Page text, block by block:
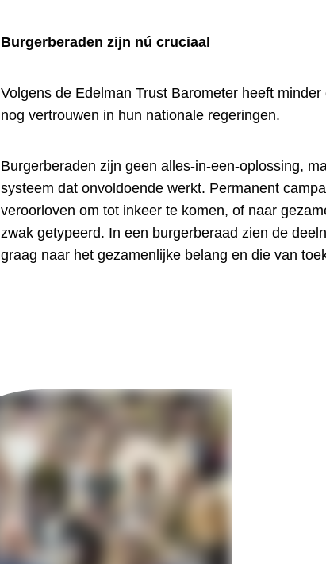
Burgerberaden zijn nú cruciaal
Volgens de Edelman Trust Barometer heeft
nog vertrouwen in hun nationale regeringen.
Burgerberaden zijn geen alles-in-een-oplossing,
systeem dat onvoldoende werkt. Permanent
veroorloven om tot inkeer te komen, of naar
zwak getypeerd. In een burgerberaad zien de
graag naar het gezamenlijke belang en die van